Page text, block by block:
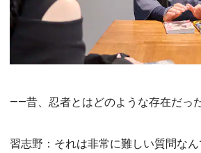
――昔、忍者とはどのような存在だっ
習志野：それは非常に難しい質問な